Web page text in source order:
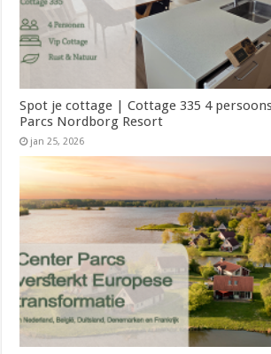
Spot je cottage | Cottage 335 4
Parcs Nordborg Resort
jan 25, 2026